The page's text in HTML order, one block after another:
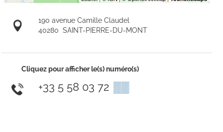
190 avenue Camille Claudel
40280 SAINT-PIERRE-DU-MONT
Cliquez pour afficher le(s) numéro(s)
+33 5 58 03 72 ▒▒